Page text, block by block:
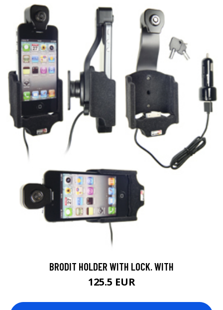
BRODIT HOLDER WITH LOCK. WITH
125.5 EUR